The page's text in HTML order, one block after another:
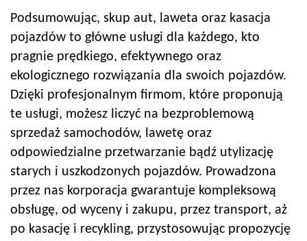
Podsumowując, skup aut, laweta oraz kasacja
pojazdów to główne usługi dla każdego, kto
pragnie prędkiego, efektywnego oraz
ekologicznego rozwiązania dla swoich pojazdów.
Dzięki profesjonalnym firmom, które proponują
te usługi, możesz liczyć na bezproblemową
sprzedaż samochodów, lawetę oraz
odpowiedzialne przetwarzanie bądź utylizację
starych i uszkodzonych pojazdów. Prowadzona
przez nas korporacja gwarantuje kompleksową
obsługę, od wyceny i zakupu, przez transport, aż
po kasację i recykling, przystosowując propozycję